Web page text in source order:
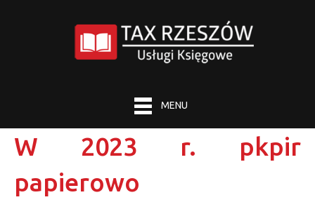
MENU
W 2023 r. pkpir
papierowo